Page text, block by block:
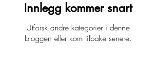
Innlegg kommer snart
Utforsk andre kategorier i denne
bloggen eller kom tilbake senere.